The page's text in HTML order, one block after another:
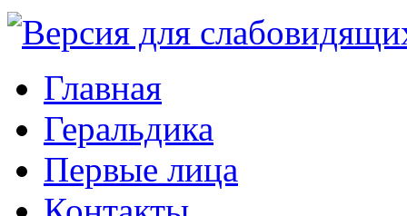
Главная
Геральдика
Первые лица